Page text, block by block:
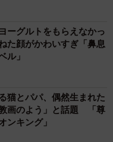
モンＭＩＸ）２００
上タン、極上ハラミ、
選赤身モモ、ホルモ
８００円
０００円
ーグルトをもらえなかっ
た顔がかわいすぎ「鼻息
ル」
猫とパパ、偶然生まれた
画のよう」と話題 「尊
ンキング」